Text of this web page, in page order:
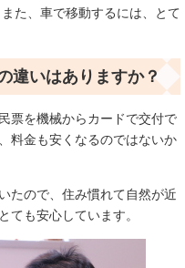
た、車で移動するには、とて
違いはありますか？
票を機械からカードで交付で
料金も安くなるのではないか
たので、住み慣れて自然が近
ても安心しています。